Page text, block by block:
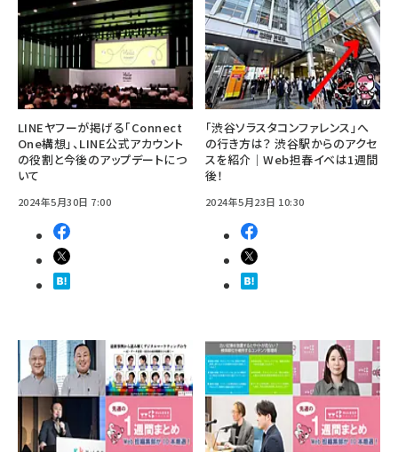
LINEヤフーが掲げる「Connect
One構想」、LINE公式アカウント
の役割と今後のアップデートにつ
いて
2024年5月30日 7:00
「渋谷ソラスタコンファレンス」へ
の行き方は？ 渋谷駅からのアクセ
スを紹介｜Web担春イベは1週間
後！
2024年5月23日 10:30